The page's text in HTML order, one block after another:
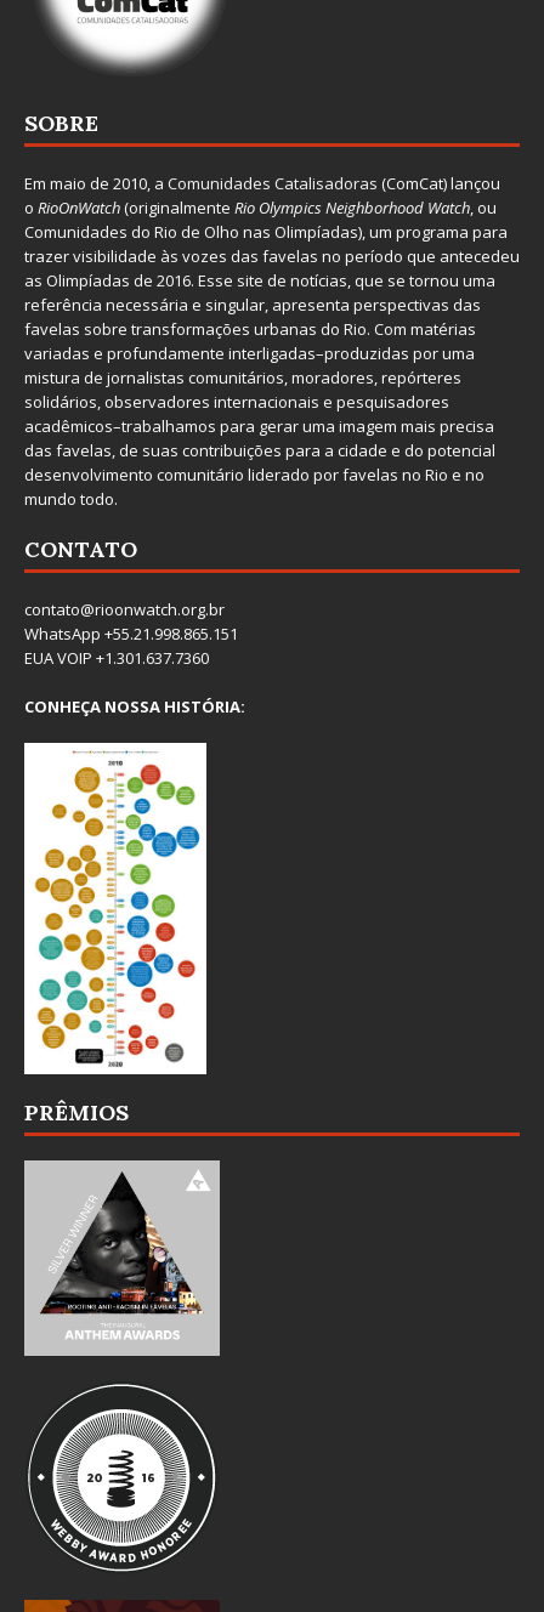
SOBRE
Em maio de 2010, a Comunidades Catalisadoras (ComCat) lançou
o RioOnWatch(originalmente Rio Olympics Neighborhood Watch, ou
Comunidades do Rio de Olho nas Olimpíadas), um programa para
trazer visibilidade às vozes das favelas no período que antecedeu
as Olimpíadas de 2016. Esse site de notícias, que se tornou uma
referência necessária e singular, apresenta perspectivas das
favelas sobre transformações urbanas do Rio. Com matérias
variadas e profundamente interligadas–produzidas por uma
mistura de jornalistas comunitários, moradores, repórteres
solidários, observadores internacionais e pesquisadores
acadêmicos–trabalhamos para gerar uma imagem mais precisa
das favelas, de suas contribuições para a cidade e do potencial
desenvolvimento comunitário liderado por favelas no Rio e no
mundo todo.
CONTATO
contato@rioonwatch.org.br
WhatsApp +55.21.998.865.151
EUA VOIP +1.301.637.7360
CONHEÇA NOSSA HISTÓRIA:
PRÊMIOS